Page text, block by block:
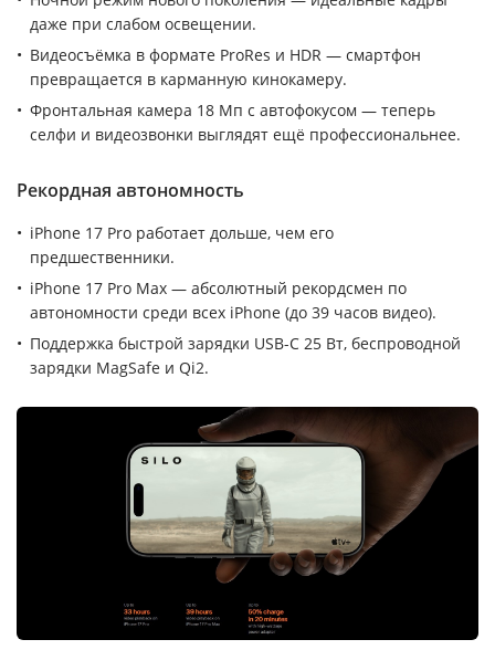
даже при слабом освещении.
Видеосъёмка в формате ProRes и HDR — смартфон
превращается в карманную кинокамеру.
Фронтальная камера 18 Мп с автофокусом — теперь
селфи и видеозвонки выглядят ещё профессиональнее.
Рекордная автономность
iPhone 17 Pro работает дольше, чем его
предшественники.
iPhone 17 Pro Max — абсолютный рекордсмен по
автономности среди всех iPhone (до 39 часов видео).
Поддержка быстрой зарядки USB-C 25 Вт, беспроводной
зарядки MagSafe и Qi2.